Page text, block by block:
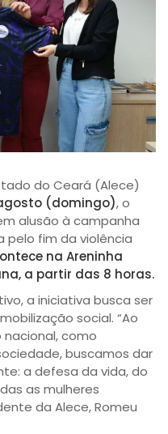
do Ceará (Alece)
(domingo), o
alusão à campanha
pelo fim da violência
na Areninha
a partir das 8 horas.
a iniciativa busca ser
social. “Ao
como
buscamos dar
a defesa da vida, do
as mulheres
da Alece, Romeu